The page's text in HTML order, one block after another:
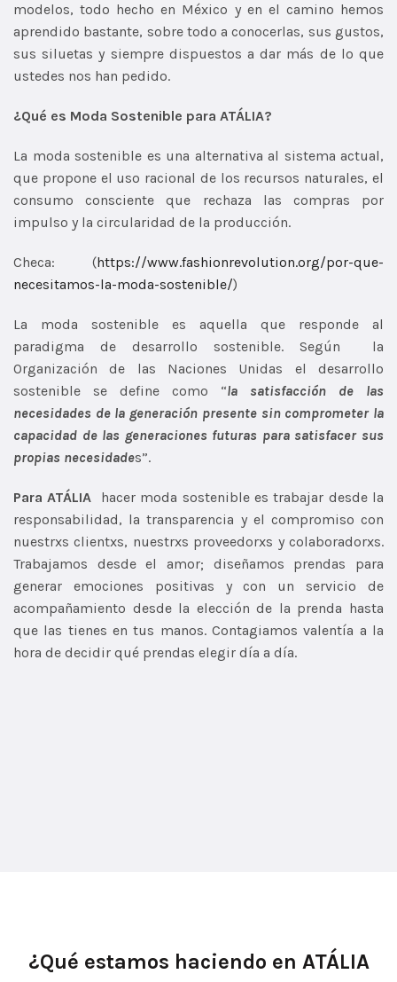
modelos, todo hecho en México y en el camino hemos
aprendido bastante, sobre todo a conocerlas, sus gustos,
sus siluetas y siempre dispuestos a dar más de lo que
ustedes nos han pedido.
¿Qué es Moda Sostenible para ATÁLIA?
La moda sostenible es una alternativa al sistema actual,
que propone el uso racional de los recursos naturales, el
consumo consciente que rechaza las compras por
impulso y la circularidad de la producción.
Checa: (https://www.fashionrevolution.org/por-que-
necesitamos-la-moda-sostenible/)
La moda sostenible es aquella que responde al
paradigma de desarrollo sostenible. Según la
Organización de las Naciones Unidas el desarrollo
sostenible se define como “la satisfacción de las
necesidades de la generación presente sin comprometer la
capacidad de las generaciones futuras para satisfacer sus
propias necesidades”.
Para ATÁLIA hacer moda sostenible es trabajar desde la
responsabilidad, la transparencia y el compromiso con
nuestrxs clientxs, nuestrxs proveedorxs y colaboradorxs.
Trabajamos desde el amor; diseñamos prendas para
generar emociones positivas y con un servicio de
acompañamiento desde la elección de la prenda hasta
que las tienes en tus manos. Contagiamos valentía a la
hora de decidir qué prendas elegir día a día.
¿Qué estamos haciendo en ATÁLIA